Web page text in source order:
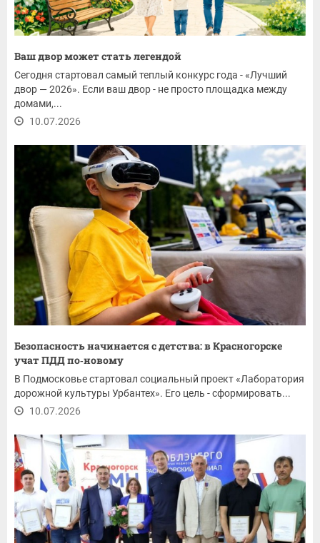
Ваш двор может стать легендой
Сегодня стартовал самый теплый конкурс года - «Лучший
двор — 2026». Если ваш двор - не просто площадка между
домами,...
10.07.2026
Безопасность начинается с детства: в Красногорске
учат ПДД по‑новому
В Подмосковье стартовал социальный проект «Лаборатория
дорожной культуры Урбантех». Его цель - сформировать...
10.07.2026